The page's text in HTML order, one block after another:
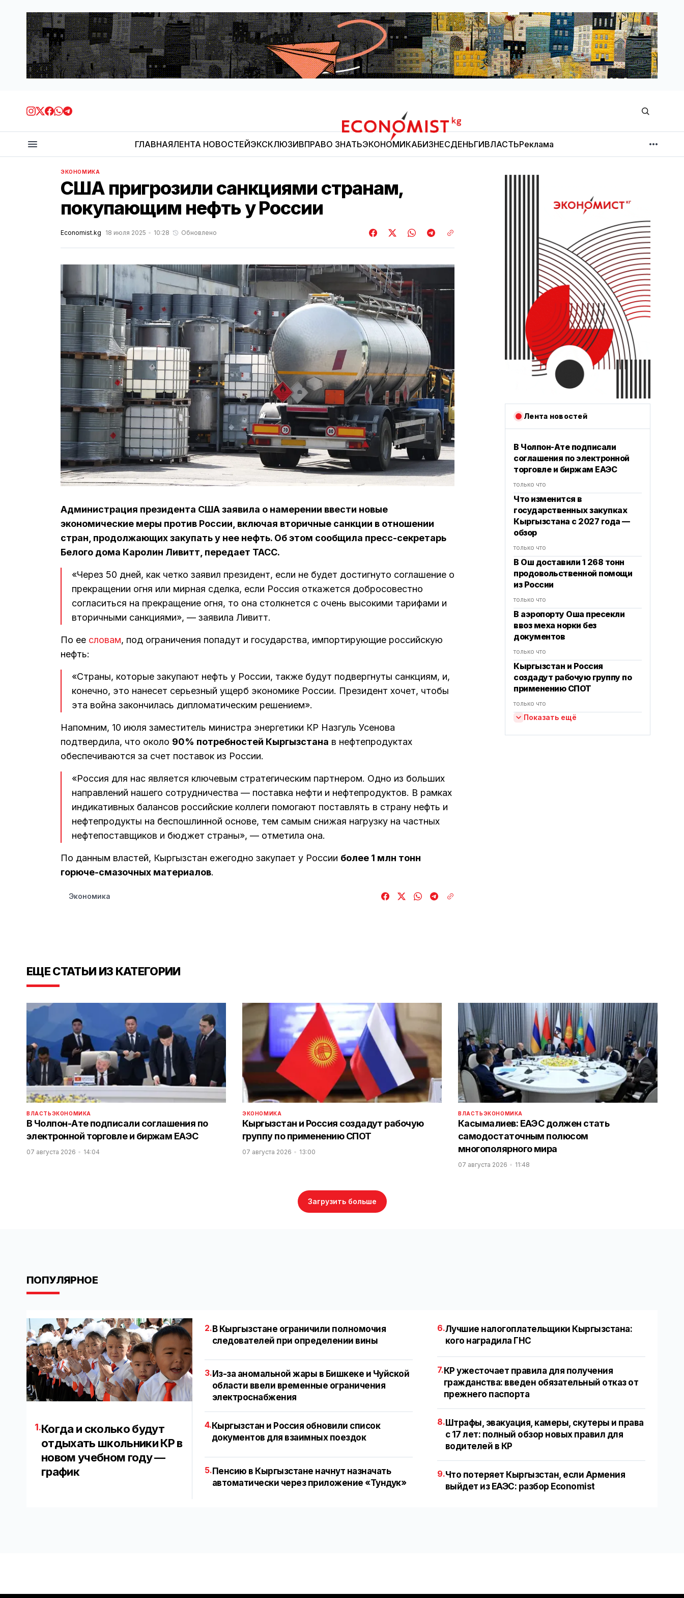
Economist.kg
ГЛАВНАЯЛЕНТА НОВОСТЕЙЭКСКЛЮЗИВПРАВО ЗНАТЬЭКОНОМИКАБИЗНЕСДЕНЬГИВЛАСТЬРеклама
МНЕНИЕ
ЭКОНОМИКА
США пригрозили санкциями странам,
покупающим нефть у России
Economist.kg 18 июля 2025 10:28 Обновлено
Администрация президента США заявила о намерении ввести новые
экономические меры против России, включая вторичные санкции в отношении
стран, продолжающих закупать у нее нефть. Об этом сообщила пресс-секретарь
Белого дома Каролин Ливитт, передает ТАСС.
«Через 50 дней, как четко заявил президент, если не будет достигнуто соглашение о
прекращении огня или мирная сделка, если Россия откажется добросовестно
согласиться на прекращение огня, то она столкнется с очень высокими тарифами и
вторичными санкциями», — заявила Ливитт.
По ее словам, под ограничения попадут и государства, импортирующие российскую
нефть:
«Страны, которые закупают нефть у России, также будут подвергнуты санкциям, и,
конечно, это нанесет серьезный ущерб экономике России. Президент хочет, чтобы
эта война закончилась дипломатическим решением».
Напомним, 10 июля заместитель министра энергетики КР Назгуль Усенова
подтвердила, что около 90% потребностей Кыргызстана в нефтепродуктах
обеспечиваются за счет поставок из России.
«Россия для нас является ключевым стратегическим партнером. Одно из больших
направлений нашего сотрудничества — поставка нефти и нефтепродуктов. В рамках
индикативных балансов российские коллеги помогают поставлять в страну нефть и
нефтепродукты на беспошлинной основе, тем самым снижая нагрузку на частных
нефтепоставщиков и бюджет страны», — отметила она.
По данным властей, Кыргызстан ежегодно закупает у России более 1 млн тонн
горюче-смазочных материалов.
Экономика
Лента новостей
В Чолпон-Ате подписали
соглашения по электронной
торговле и биржам ЕАЭС
только что
Что изменится в
государственных закупках
Кыргызстана с 2027 года —
обзор
только что
В Ош доставили 1 268 тонн
продовольственной помощи
из России
только что
В аэропорту Оша пресекли
ввоз меха норки без
документов
только что
Кыргызстан и Россия
создадут рабочую группу по
применению СПОТ
только что
Показать ещё
ЕЩЕ СТАТЬИ ИЗ КАТЕГОРИИ
ВЛАСТЬЭКОНОМИКА
В Чолпон-Ате подписали соглашения по
электронной торговле и биржам ЕАЭС
07 августа 2026 14:04
ЭКОНОМИКА
Кыргызстан и Россия создадут рабочую
группу по применению СПОТ
07 августа 2026 13:00
ВЛАСТЬЭКОНОМИКА
Касымалиев: ЕАЭС должен стать
самодостаточным полюсом
многополярного мира
07 августа 2026 11:48
Загрузить больше
ПОПУЛЯРНОЕ
1.Когда и сколько будут
отдыхать школьники КР в
новом учебном году —
график
2.В Кыргызстане ограничили полномочия
следователей при определении вины
3. Из-за аномальной жары в Бишкеке и Чуйской
области ввели временные ограничения
электроснабжения
4. Кыргызстан и Россия обновили список
документов для взаимных поездок
5.Пенсию в Кыргызстане начнут назначать
автоматически через приложение «Тундук»
6.Лучшие налогоплательщики Кыргызстана:
кого наградила ГНС
7.КР ужесточает правила для получения
гражданства: введен обязательный отказ от
прежнего паспорта
8.Штрафы, эвакуация, камеры, скутеры и права
с 17 лет: полный обзор новых правил для
водителей в КР
9.Что потеряет Кыргызстан, если Армения
выйдет из ЕАЭС: разбор Economist